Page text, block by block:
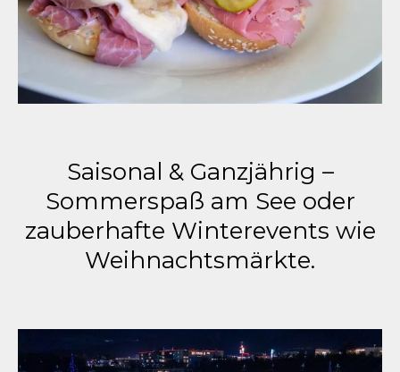
Saisonal & Ganzjährig –
Sommerspaß am See oder
zauberhafte Winterevents wie
Weihnachtsmärkte.